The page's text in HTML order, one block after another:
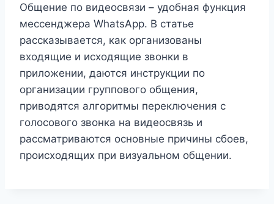
Общение по видеосвязи – удобная функция
мессенджера WhatsApp. В статье
рассказывается, как организованы
входящие и исходящие звонки в
приложении, даются инструкции по
организации группового общения,
приводятся алгоритмы переключения с
голосового звонка на видеосвязь и
рассматриваются основные причины сбоев,
происходящих при визуальном общении.